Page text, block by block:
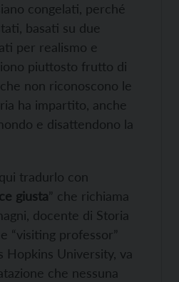
congelati, perché
basati su due
per realismo e
piuttosto frutto di
non riconoscono le
ha impartito, anche
e disattendono la
tradurlo con
giusta” che richiama
docente di Storia
“visiting professor”
Hopkins University, va
che nessuna